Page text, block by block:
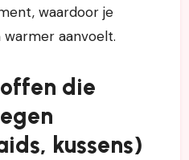
waardoor je
aanvoelt.
die
kussens)